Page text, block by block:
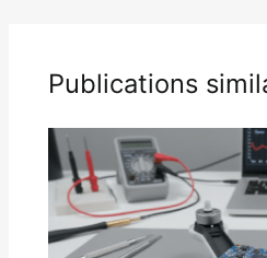
Publications